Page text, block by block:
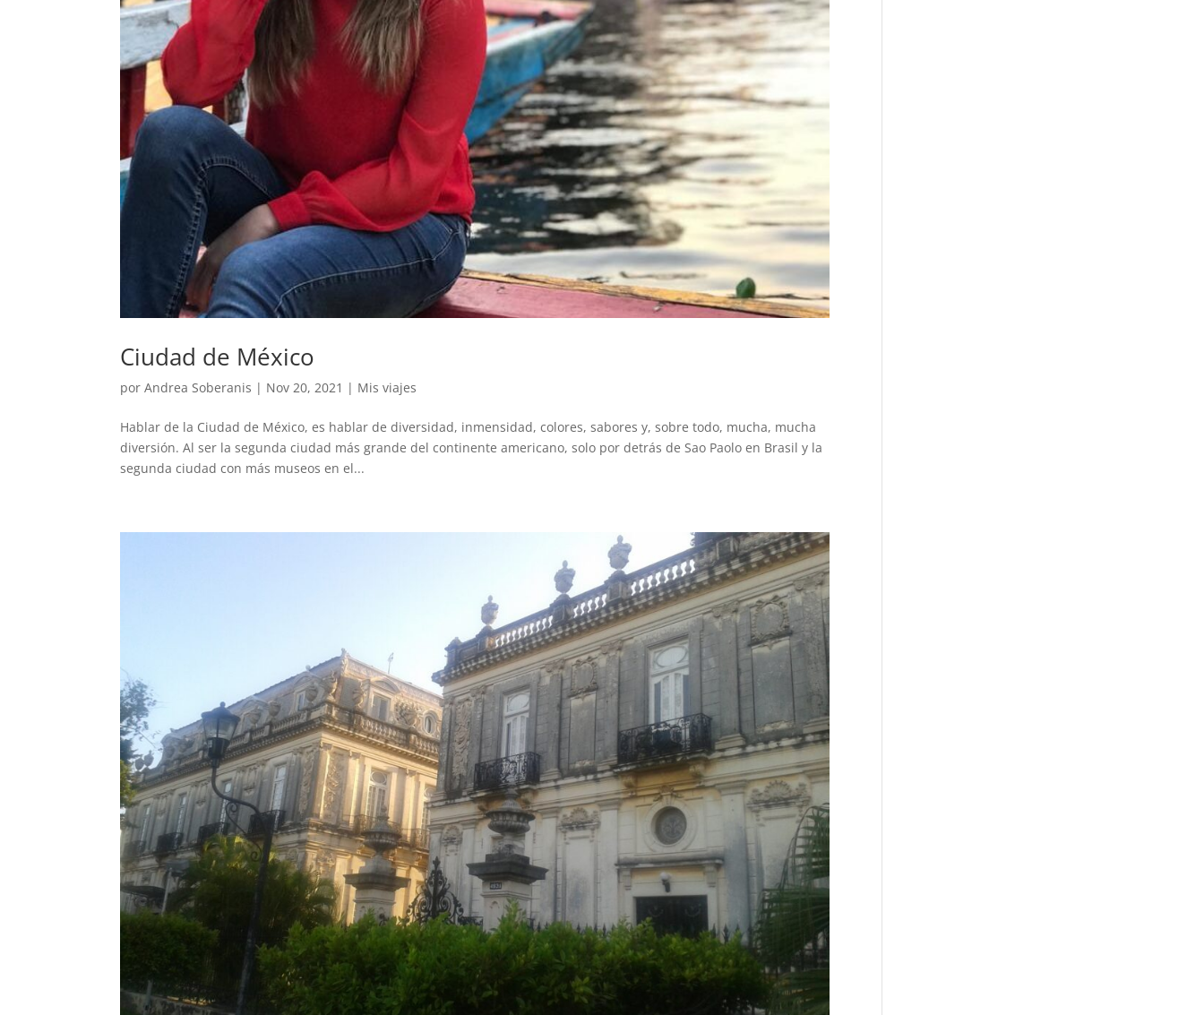
Ciudad de México
porAndrea Soberanis | Nov 20, 2021 | Mis viajes
Hablar de la Ciudad de México, es hablar de diversidad, inmensidad, colores, sabores y, sobre todo, mucha, mucha
diversión. Al ser la segunda ciudad más grande del continente americano, solo por detrás de Sao Paolo en Brasil y la
segunda ciudad con más museos en el...